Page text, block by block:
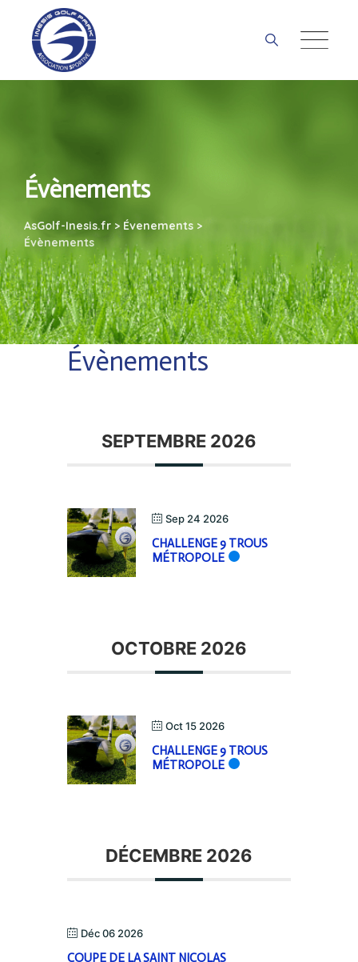
content
Évènements
AsGolf-Inesis.fr > Évenements >
Évènements
Évènements
SEPTEMBRE 2026
Sep 24 2026
CHALLENGE 9 TROUS
MÉTROPOLE
OCTOBRE 2026
Oct 15 2026
CHALLENGE 9 TROUS
MÉTROPOLE
DÉCEMBRE 2026
Déc 06 2026
COUPE DE LA SAINT NICOLAS